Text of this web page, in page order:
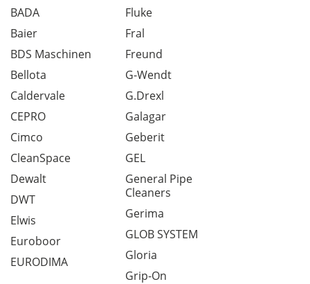
BADA
Baier
BDS Maschinen
Bellota
Caldervale
CEPRO
Cimco
CleanSpace
Dewalt
DWT
Elwis
Euroboor
EURODIMA
Fluke
Fral
Freund
G-Wendt
G.Drexl
Galagar
Geberit
GEL
General Pipe
Cleaners
Gerima
GLOB SYSTEM
Gloria
Grip-On